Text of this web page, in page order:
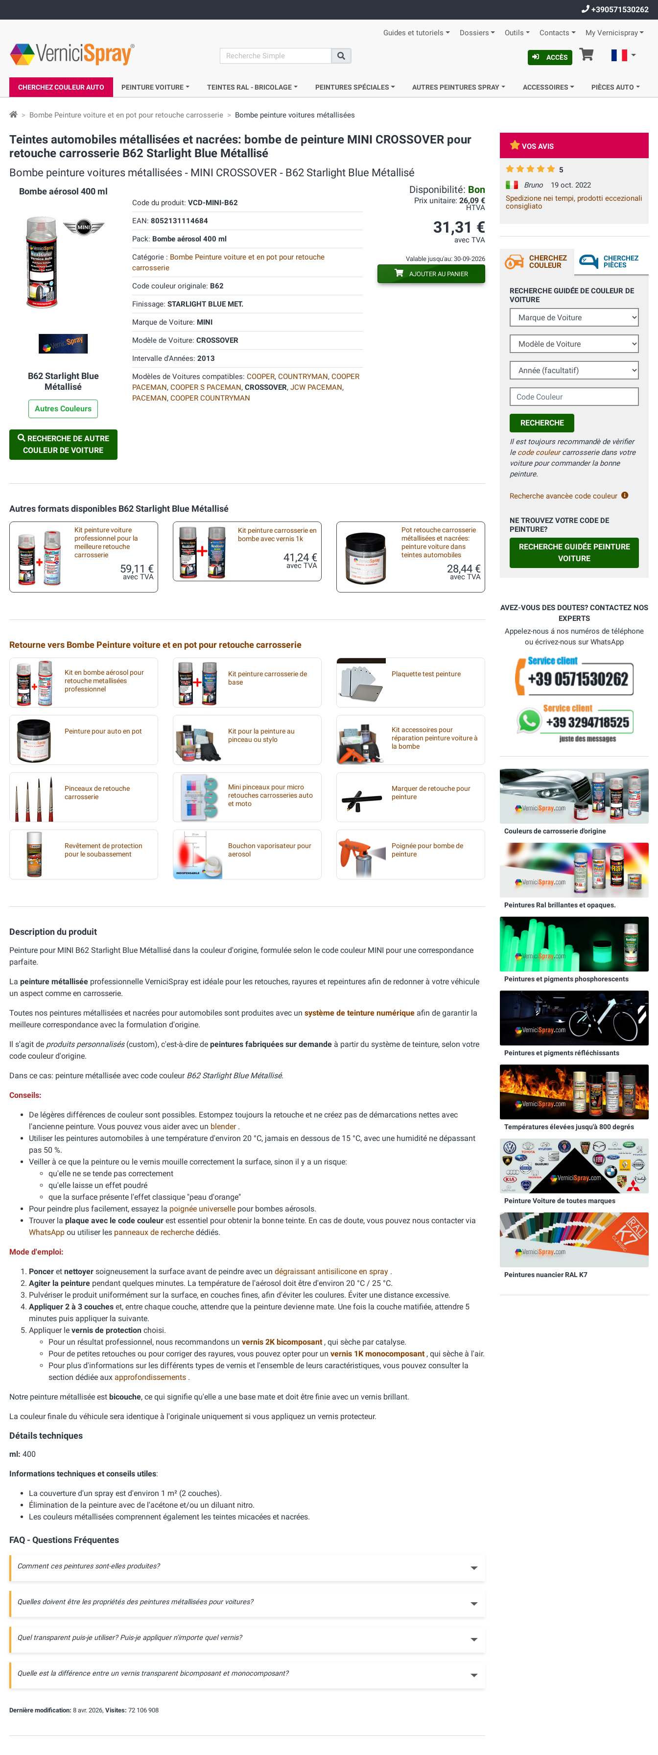
+390571530262
Guides et tutoriels Dossiers Outils Contacts My Vernicispray
search
Recherche
ACCÈS Panier
CHERCHEZ COULEUR AUTO PEINTURE VOITURE TEINTES RAL - BRICOLAGE PEINTURES SPÉCIALES AUTRES PEINTURES SPRAY ACCESSOIRES PIÈCES AUTO
Bombe Peinture voiture et en pot pour retouche carrosserie Bombe peinture voitures métallisées
Teintes automobiles métallisées et nacrées: bombe de peinture MINI CROSSOVER pour
retouche carrosserie B62 Starlight Blue Métallisé
Bombe peinture voitures métallisées ‐ MINI CROSSOVER ‐ B62 Starlight Blue Métallisé
Bombe aérosol 400 ml
B62 Starlight Blue
Métallisé
Autres Couleurs
RECHERCHE DE AUTRE
COULEUR DE VOITURE
Code du produit: VCD-MINI-B62
EAN: 8052131114684
Pack: Bombe aérosol 400 ml
Catégorie : Bombe Peinture voiture et en pot pour retouche
carrosserie
Code couleur originale: B62
Finissage: STARLIGHT BLUE MET.
Marque de Voiture: MINI
Modèle de Voiture: CROSSOVER
Intervalle d'Années: 2013
Modèles de Voitures compatibles: COOPER, COUNTRYMAN, COOPER
PACEMAN, COOPER S PACEMAN, CROSSOVER, JCW PACEMAN,
PACEMAN, COOPER COUNTRYMAN
Disponibilité: Bon
Prix unitaire: 26,09 €
HTVA
31,31 €
avec TVA
Valable jusqu'au: 30-09-2026
AJOUTER AU PANIER
Autres formats disponibles B62 Starlight Blue Métallisé
Kit peinture voiture
professionnel pour la
meilleure retouche
carrosserie
59,11 €
avec TVA
Kit peinture carrosserie en
bombe avec vernis 1k
41,24 €
avec TVA
Pot retouche carrosserie
métallisées et nacrées:
peinture voiture dans
teintes automobiles
28,44 €
avec TVA
Retourne vers Bombe Peinture voiture et en pot pour retouche carrosserie
Kit en bombe aérosol pour
retouche metallisées
professionnel
Kit peinture carrosserie de
base
Plaquette test peinture
Peinture pour auto en pot
Kit pour la peinture au
pinceau ou stylo
Kit accessoires pour
réparation peinture voiture à
la bombe
Pinceaux de retouche
carrosserie
Mini pinceaux pour micro
retouches carrosseries auto
et moto
Marquer de retouche pour
peinture
Revêtement de protection
pour le soubassement
Bouchon vaporisateur pour
aerosol
Poignée pour bombe de
peinture
Description du produit
Peinture pour MINI B62 Starlight Blue Métallisé dans la couleur d'origine, formulée selon le code couleur MINI pour une correspondance
parfaite.
La peinture métallisée professionnelle VerniciSpray est idéale pour les retouches, rayures et repeintures afin de redonner à votre véhicule
un aspect comme en carrosserie.
Toutes nos peintures métallisées et nacrées pour automobiles sont produites avec un système de teinture numérique afin de garantir la
meilleure correspondance avec la formulation d'origine.
Il s'agit de produits personnalisés(custom), c'est-à-dire de peintures fabriquées sur demande à partir du système de teinture, selon votre
code couleur d'origine.
Dans ce cas: peinture métallisée avec code couleur B62 Starlight Blue Métallisé.
Conseils:
De légères différences de couleur sont possibles. Estompez toujours la retouche et ne créez pas de démarcations nettes avec
l'ancienne peinture. Vous pouvez vous aider avec un blender .
Utiliser les peintures automobiles à une température d'environ 20 °C, jamais en dessous de 15 °C, avec une humidité ne dépassant
pas 50 %.
Veiller à ce que la peinture ou le vernis mouille correctement la surface, sinon il y a un risque:
qu'elle ne se tende pas correctement
qu'elle laisse un effet poudré
que la surface présente l'effet classique "peau d'orange"
Pour peindre plus facilement, essayez la poignée universelle pour bombes aérosols.
Trouver la plaque avec le code couleur est essentiel pour obtenir la bonne teinte. En cas de doute, vous pouvez nous contacter via
WhatsApp ou utiliser les panneaux de recherche dédiés.
Mode d'emploi:
Poncer et nettoyer soigneusement la surface avant de peindre avec un dégraissant antisilicone en spray .
Agiter la peinture pendant quelques minutes. La température de l'aérosol doit être d'environ 20 °C / 25 °C.
Pulvériser le produit uniformément sur la surface, en couches fines, afin d'éviter les coulures. Éviter une distance excessive.
Appliquer 2 à 3 couches et, entre chaque couche, attendre que la peinture devienne mate. Une fois la couche matifiée, attendre 5
minutes puis appliquer la suivante.
Appliquer le vernis de protection choisi.
Pour un résultat professionnel, nous recommandons un vernis 2K bicomposant , qui sèche par catalyse.
Pour de petites retouches ou pour corriger des rayures, vous pouvez opter pour un vernis 1K monocomposant , qui sèche à l'air.
Pour plus d'informations sur les différents types de vernis et l'ensemble de leurs caractéristiques, vous pouvez consulter la
section dédiée aux approfondissements .
Notre peinture métallisée est bicouche, ce qui signifie qu'elle a une base mate et doit être finie avec un vernis brillant.
La couleur finale du véhicule sera identique à l'originale uniquement si vous appliquez un vernis protecteur.
Détails techniques
ml: 400
Informations techniques et conseils utiles:
La couverture d'un spray est d'environ 1 m² (2 couches).
Élimination de la peinture avec de l'acétone et/ou un diluant nitro.
Les couleurs métallisées comprennent également les teintes micacées et nacrées.
FAQ - Questions Fréquentes
Comment ces peintures sont-elles produites?
Quelles doivent être les propriétés des peintures métallisées pour voitures?
Quel transparent puis-je utiliser? Puis-je appliquer n'importe quel vernis?
Quelle est la différence entre un vernis transparent bicomposant et monocomposant?
Dernière modification: 8 avr. 2026, Visites: 72 106 908
VOS AVIS
5
Bruno
19 oct. 2022
Spedizione nei tempi, prodotti eccezionali
consigliato
CHERCHEZ
COULEUR
CHERCHEZ
PIÈCES
RECHERCHE GUIDÉE DE COULEUR DE
VOITURE
Marque de Voiture
Modèle de Voiture
Année (facultatif)
Code Couleur
RECHERCHE
Il est toujours recommandè de vèrifier
le code couleurcarrosserie dans votre
voiture pour commander la bonne
peinture.
Recherche avancèe code couleur
NE TROUVEZ VOTRE CODE DE
PEINTURE?
RECHERCHE GUIDÉE PEINTURE
VOITURE
AVEZ-VOUS DES DOUTES? CONTACTEZ NOS
EXPERTS
Appelez-nous á nos numéros de téléphone
ou écrivez-nous sur WhatsApp
Couleurs de carrosserie d'origine
Peintures Ral brillantes et opaques.
Peintures et pigments phosphorescents
Peintures et pigments réfléchissants
Températures élevées jusqu'à 800 degrés
Peinture Voiture de toutes marques
Peintures nuancier RAL K7